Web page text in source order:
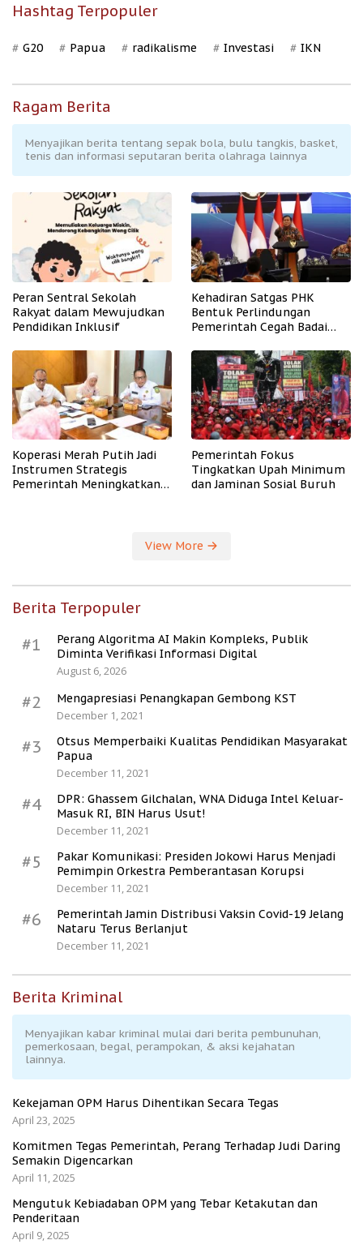
Hashtag Terpopuler
G20 Papua radikalisme Investasi IKN
Ragam Berita
Menyajikan berita tentang sepak bola, bulu tangkis, basket,
tenis dan informasi seputaran berita olahraga lainnya
Peran Sentral Sekolah
Rakyat dalam Mewujudkan
Pendidikan Inklusif
Kehadiran Satgas PHK
Bentuk Perlindungan
Pemerintah Cegah Badai
Koperasi Merah Putih Jadi
Instrumen Strategis
Pemerintah Meningkatkan
Pemerintah Fokus
Tingkatkan Upah Minimum
dan Jaminan Sosial Buruh
View More
Berita Terpopuler
#1
Perang Algoritma AI Makin Kompleks, Publik
Diminta Verifikasi Informasi Digital
August 6, 2026
#2
Mengapresiasi Penangkapan Gembong KST
December 1, 2021
#3
Otsus Memperbaiki Kualitas Pendidikan Masyarakat
Papua
December 11, 2021
#4
DPR: Ghassem Gilchalan, WNA Diduga Intel Keluar-
Masuk RI, BIN Harus Usut!
December 11, 2021
#5
Pakar Komunikasi: Presiden Jokowi Harus Menjadi
Pemimpin Orkestra Pemberantasan Korupsi
December 11, 2021
#6
Pemerintah Jamin Distribusi Vaksin Covid-19 Jelang
Nataru Terus Berlanjut
December 11, 2021
Berita Kriminal
Menyajikan kabar kriminal mulai dari berita pembunuhan,
pemerkosaan, begal, perampokan, & aksi kejahatan
lainnya.
Kekejaman OPM Harus Dihentikan Secara Tegas
April 23, 2025
Komitmen Tegas Pemerintah, Perang Terhadap Judi Daring
Semakin Digencarkan
April 11, 2025
Mengutuk Kebiadaban OPM yang Tebar Ketakutan dan
Penderitaan
April 9, 2025